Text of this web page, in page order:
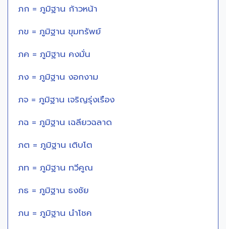
ภก = ภูมิฐาน ก้าวหน้า
ภข = ภูมิฐาน ขุมทรัพย์
ภค = ภูมิฐาน คงมั่น
ภง = ภูมิฐาน งอกงาม
ภจ = ภูมิฐาน เจริญรุ่งเรือง
ภฉ = ภูมิฐาน เฉลียวฉลาด
ภต = ภูมิฐาน เติบโต
ภท = ภูมิฐาน ทวีคูณ
ภธ = ภูมิฐาน ธงชัย
ภน = ภูมิฐาน นำโชค